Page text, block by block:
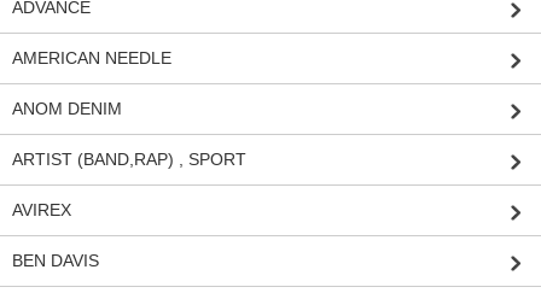
ADVANCE
AMERICAN NEEDLE
ANOM DENIM
ARTIST (BAND,RAP) , SPORT
AVIREX
BEN DAVIS